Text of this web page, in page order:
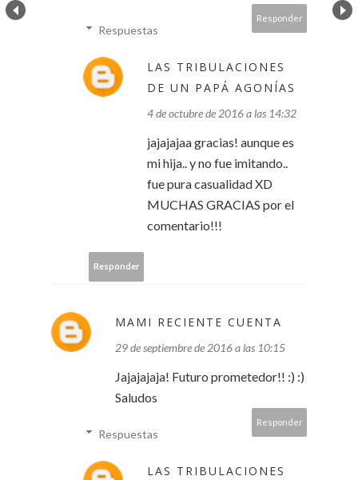
Responder
Respuestas
LAS TRIBULACIONES
DE UN PAPÁ AGONÍAS
4 de octubre de 2016 a las 14:32
jajajajaa gracias! aunque es
mi hija.. y no fue imitando..
fue pura casualidad XD
MUCHAS GRACIAS por el
comentario!!!
Responder
MAMI RECIENTE CUENTA
29 de septiembre de 2016 a las 10:15
Jajajajaja! Futuro prometedor!! :) :)
Saludos
Responder
Respuestas
LAS TRIBULACIONES